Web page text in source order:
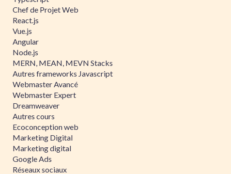
Chef de Projet Web
React.js
Vue.js
Angular
Node.js
MERN, MEAN, MEVN Stacks
Autres frameworks Javascript
Webmaster Avancé
Webmaster Expert
Dreamweaver
Autres cours
Ecoconception web
Marketing Digital
Marketing digital
Google Ads
Réseaux sociaux